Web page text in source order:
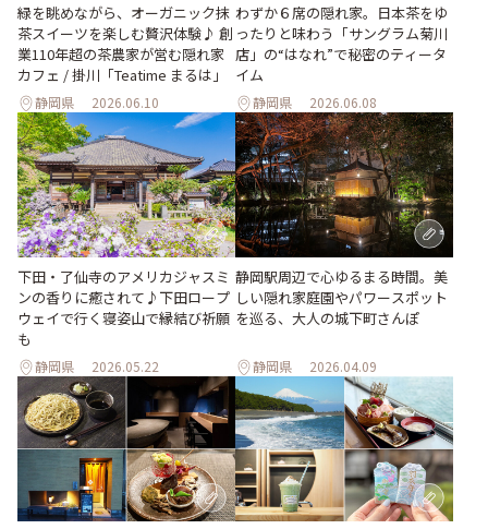
緑を眺めながら、オーガニック抹
茶スイーツを楽しむ贅沢体験♪ 創
業110年超の茶農家が営む隠れ家
カフェ / 掛川「Teatime まるは」
静岡県 2026.06.10
わずか６席の隠れ家。日本茶をゆ
ったりと味わう「サングラム菊川
店」の“はなれ”で秘密のティータ
イム
静岡県 2026.06.08
下田・了仙寺のアメリカジャスミ
ンの香りに癒されて♪下田ロープ
ウェイで行く寝姿山で縁結び祈願
も
静岡県 2026.05.22
静岡駅周辺で心ゆるまる時間。美
しい隠れ家庭園やパワースポット
を巡る、大人の城下町さんぽ
静岡県 2026.04.09